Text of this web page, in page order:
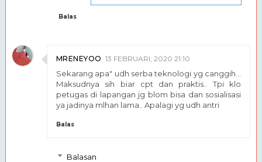
Balas
MRENEYOO 13 FEBRUARI, 2020 21:10
Sekarang apa" udh serba teknologi yg canggih...
Maksudnya sih biar cpt dan praktis.. Tpi klo
petugas di lapangan jg blom bisa dan sosialisasi
ya jadinya mlhan lama.. Apalagi yg udh antri
Balas
Balasan